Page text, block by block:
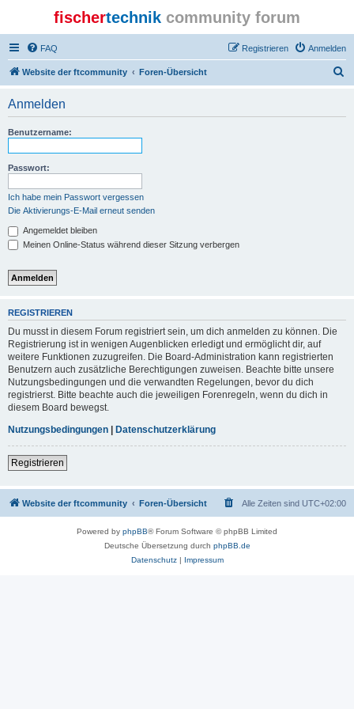
fischertechnik community forum
FAQ Anmelden
Registrieren
Website der ftcommunity Foren-Übersicht
Anmelden
Benutzername:
Passwort:
Ich habe mein Passwort vergessen
Die Aktivierungs-E-Mail erneut senden
Angemeldet bleiben
Meinen Online-Status während dieser Sitzung verbergen
REGISTRIEREN
Du musst in diesem Forum registriert sein, um dich anmelden zu können. Die
Registrierung ist in wenigen Augenblicken erledigt und ermöglicht dir, auf
weitere Funktionen zuzugreifen. Die Board-Administration kann registrierten
Benutzern auch zusätzliche Berechtigungen zuweisen. Beachte bitte unsere
Nutzungsbedingungen und die verwandten Regelungen, bevor du dich
registrierst. Bitte beachte auch die jeweiligen Forenregeln, wenn du dich in
diesem Board bewegst.
Nutzungsbedingungen | Datenschutzerklärung
Registrieren
Website der ftcommunity Foren-Übersicht Alle Zeiten sind UTC+02:00
Powered by phpBB® Forum Software © phpBB Limited
Deutsche Übersetzung durch phpBB.de
Datenschutz| Impressum